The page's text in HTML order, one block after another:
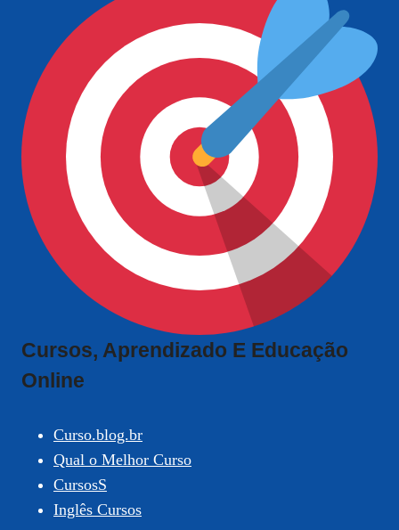
Cursos, Aprendizado E Educação
Online
Curso.blog.br
Qual o Melhor Curso
CursosS
Inglês Cursos